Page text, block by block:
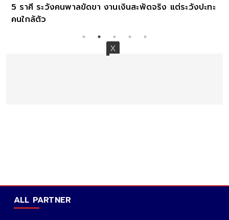
5 ราศี ระวังคนพาลขัดขา งานเงินสะพัดจริง แต่ระวังปะทะ
คนใกล้ตัว
ALL PARTNER